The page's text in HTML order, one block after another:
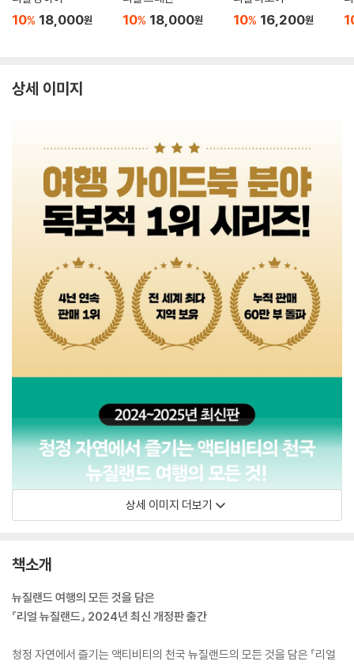
10% 18,000원 10% 18,000원 10% 16,200원
상세 이미지
상세 이미지 더보기
책소개
뉴질랜드 여행의 모든 것을 담은
『리얼 뉴질랜드』 2024년 최신 개정판 출간
청정 자연에서 즐기는 액티비티의 천국 뉴질랜드의 모든 것을 담은 『리얼